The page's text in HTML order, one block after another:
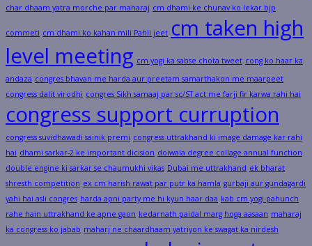
char dhaam yatra morche par maharaj cm dhami ke chunav ko lekar bjp
commeti cm dhami ko kahan mili Pahli jeet cm taken high
level meeting cm yogi ka sabse chota tweet cong ko haar ka
andaza congres bhavan me harda aur preetam samarthakon me maarpeet
congress dalit virodhi congres Sikh samaaj par sc/ST act me farji fir karwa rahi hai
congress support curruption
congress suvidhawadi sainik premi congress uttrakhand ki image damage kar rahi
hai dhami sarkar-2 ke important dicision doiwala degree collage annual function
double engine ki sarkar se chaumukhi vikas Dubai me uttrakhand ek bharat
shresth competition ex cm harish rawat par putr ka hamla gurbaji aur gundagardi
yahi hai asli congres harda apni party me hi kyun haar daa kab cm yogi pahunch
rahe hain uttrakhand ke apne gaon kedarnath paidal marg hoga aasaan maharaj
ka congress ko jabab maharj ne chaardhaam yatriyon ke swagat ka nirdesh